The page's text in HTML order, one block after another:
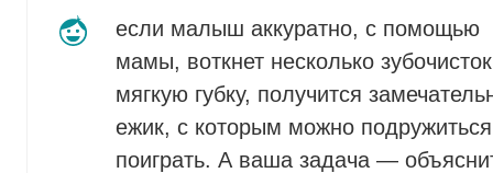
если малыш аккуратно, с помощью
мамы, воткнет несколько
мягкую губку, получится
ежик, с которым можно
поиграть. А ваша задача —